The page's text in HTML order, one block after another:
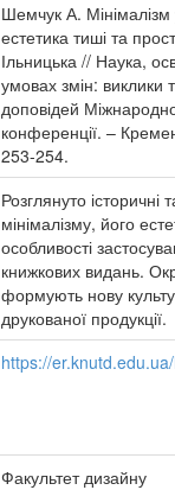
Шемчук А. Мінімалізм
естетика тиші та
Ільницька // Наука,
умовах змін: виклики
доповідей
конференції. –
253-254.
Розглянуто історичні
мінімалізму, його
особливості
книжкових видань.
формують нову
друкованої продукції.
https://
Факультет дизайну